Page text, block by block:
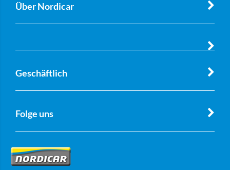
Über Nordicar
Geschäftlich
Folge uns